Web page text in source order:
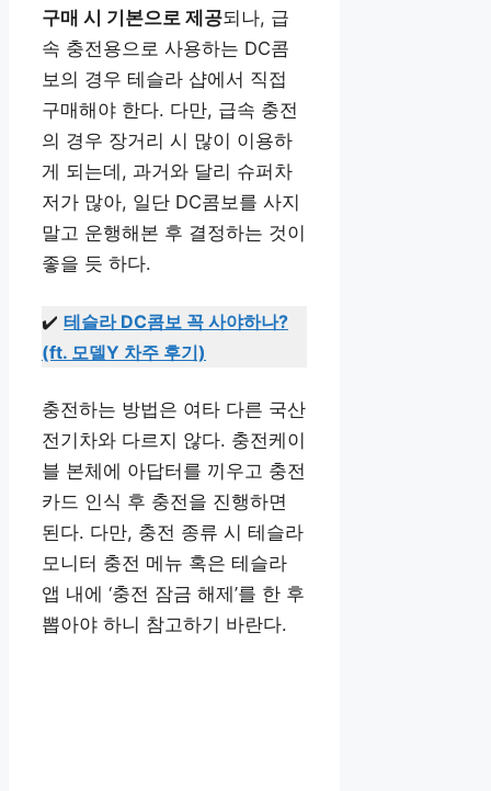
구매 시 기본으로 제공되나, 급
속 충전용으로 사용하는 DC콤
보의 경우 테슬라 샵에서 직접
구매해야 한다. 다만, 급속 충전
의 경우 장거리 시 많이 이용하
게 되는데, 과거와 달리 슈퍼차
저가 많아, 일단 DC콤보를 사지
말고 운행해본 후 결정하는 것이
좋을 듯 하다.
✔️ 테슬라 DC콤보 꼭 사야하나?
(ft. 모델Y 차주 후기)
충전하는 방법은 여타 다른 국산
전기차와 다르지 않다. 충전케이
블 본체에 아답터를 끼우고 충전
카드 인식 후 충전을 진행하면
된다. 다만, 충전 종류 시 테슬라
모니터 충전 메뉴 혹은 테슬라
앱 내에 ‘충전 잠금 해제’를 한 후
뽑아야 하니 참고하기 바란다.